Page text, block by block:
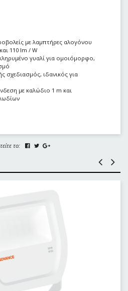
με λαμπτήρες αλογόνου
110 lm / W
γυαλί για ομοιόμορφο,
σχεδιασμός, ιδανικός για
με καλώδιο 1 m και
το: